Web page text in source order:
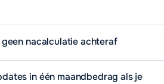
nacalculatie achteraf
in één maandbedrag als je